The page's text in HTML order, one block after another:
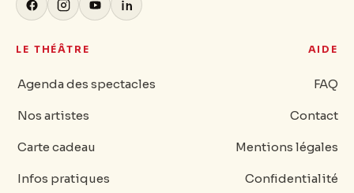
LE THÉÂTRE
Agenda des spectacles
Nos artistes
Carte cadeau
Infos pratiques
AIDE
FAQ
Contact
Mentions légales
Confidentialité